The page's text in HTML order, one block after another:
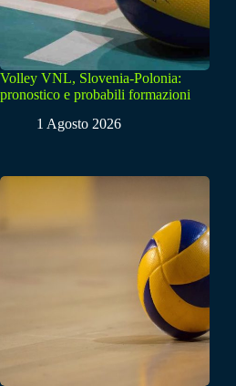
Volley VNL, Slovenia-Polonia:
pronostico e probabili formazioni
1 Agosto 2026